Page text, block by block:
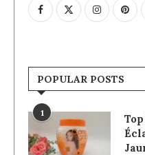
POPULAR POSTS
1